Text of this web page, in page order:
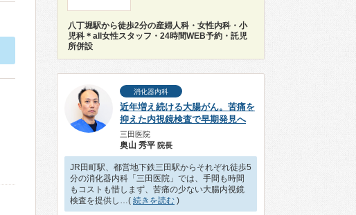
八丁堀駅から徒歩2分の産婦人科・女性内科・小
児科＊all女性スタッフ・24時間WEB予約・託児
所併設
消化器内科
近年増え続ける大腸がん。苦痛を
抑えた内視鏡検査で早期発見へ
三田医院
奥山 秀平 院長
JR田町駅、都営地下鉄三田駅からそれぞれ徒歩5
分の消化器内科「三田医院」では、手間も時間
もコストも惜しまず、苦痛の少ない大腸内視鏡
検査を提供し…( 続きを読む )